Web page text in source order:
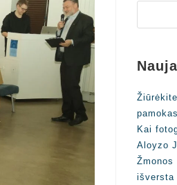
Kai
Aloyzo
Žmonos
išversta